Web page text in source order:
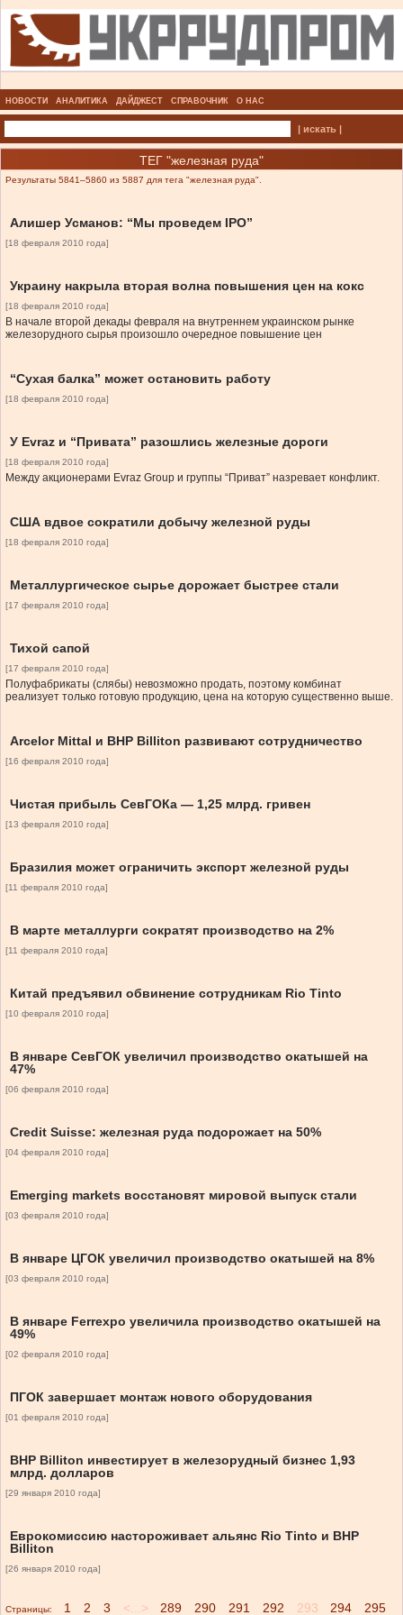
НОВОСТИ АНАЛИТИКА ДАЙДЖЕСТ СПРАВОЧНИК О НАС
| искать |
ТЕГ "железная руда"
Результаты 5841–5860 из 5887 для тега "железная руда".
Алишер Усманов: “Мы проведем IPO”
[18 февраля 2010 года]
Украину накрыла вторая волна повышения цен на кокс
[18 февраля 2010 года]
В начале второй декады февраля на внутреннем украинском рынке
железорудного сырья произошло очередное повышение цен
“Сухая балка” может остановить работу
[18 февраля 2010 года]
У Evraz и “Привата” разошлись железные дороги
[18 февраля 2010 года]
Между акционерами Evraz Group и группы “Приват” назревает конфликт.
США вдвое сократили добычу железной руды
[18 февраля 2010 года]
Металлургическое сырье дорожает быстрее стали
[17 февраля 2010 года]
Тихой сапой
[17 февраля 2010 года]
Полуфабрикаты (слябы) невозможно продать, поэтому комбинат
реализует только готовую продукцию, цена на которую существенно выше.
Arcelor Mittal и BHP Billiton развивают сотрудничество
[16 февраля 2010 года]
Чистая прибыль СевГОКа — 1,25 млрд. гривен
[13 февраля 2010 года]
Бразилия может ограничить экспорт железной руды
[11 февраля 2010 года]
В марте металлурги сократят производство на 2%
[11 февраля 2010 года]
Китай предъявил обвинение сотрудникам Rio Tinto
[10 февраля 2010 года]
В январе СевГОК увеличил производство окатышей на
47%
[06 февраля 2010 года]
Credit Suisse: железная руда подорожает на 50%
[04 февраля 2010 года]
Emerging markets восстановят мировой выпуск стали
[03 февраля 2010 года]
В январе ЦГОК увеличил производство окатышей на 8%
[03 февраля 2010 года]
В январе Ferrexpo увеличила производство окатышей на
49%
[02 февраля 2010 года]
ПГОК завершает монтаж нового оборудования
[01 февраля 2010 года]
BHP Billiton инвестирует в железорудный бизнес 1,93
млрд. долларов
[29 января 2010 года]
Еврокомиссию настороживает альянс Rio Tinto и BHP
Billiton
[26 января 2010 года]
Страницы: 1 2 3 <...> 289 290 291 292 293 294 295